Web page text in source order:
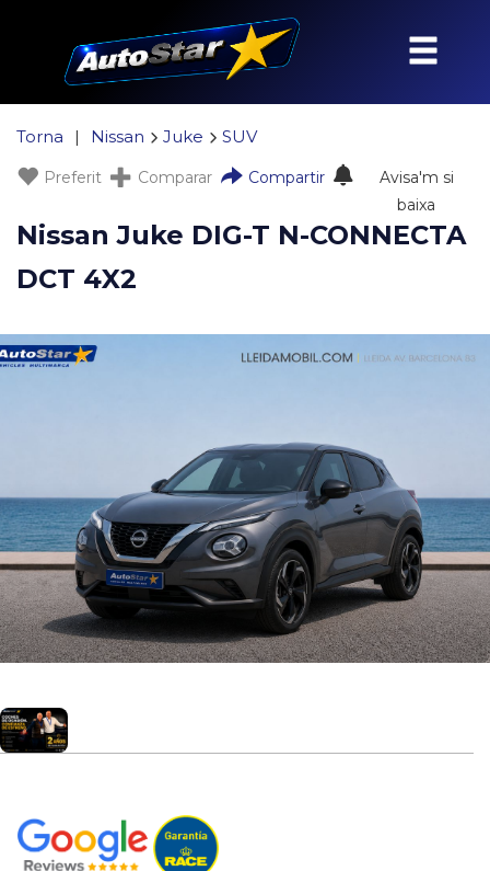
Torna | Nissan Juke SUV
Preferit Comparar Compartir
Avisa'm si
baixa
Nissan Juke DIG-T N-CONNECTA
DCT 4X2